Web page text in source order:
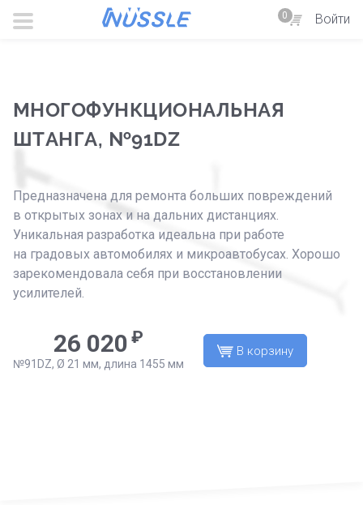
0 Войти
МНОГОФУНКЦИОНАЛЬНАЯ
ШТАНГА, №91DZ
Предназначена для ремонта больших повреждений
в открытых зонах и на дальних дистанциях.
Уникальная разработка идеальна при работе
на градовых автомобилях и микроавтобусах. Хорошо
зарекомендовала себя при восстановлении
усилителей.
26 020 ₽
№91DZ, Ø 21 мм, длина 1455 мм
В корзину
×
Обратный звонок
Номер телефона*
×
Обратная связь
Ваше имя
E-mail
Удобный метод связи
Комментарий